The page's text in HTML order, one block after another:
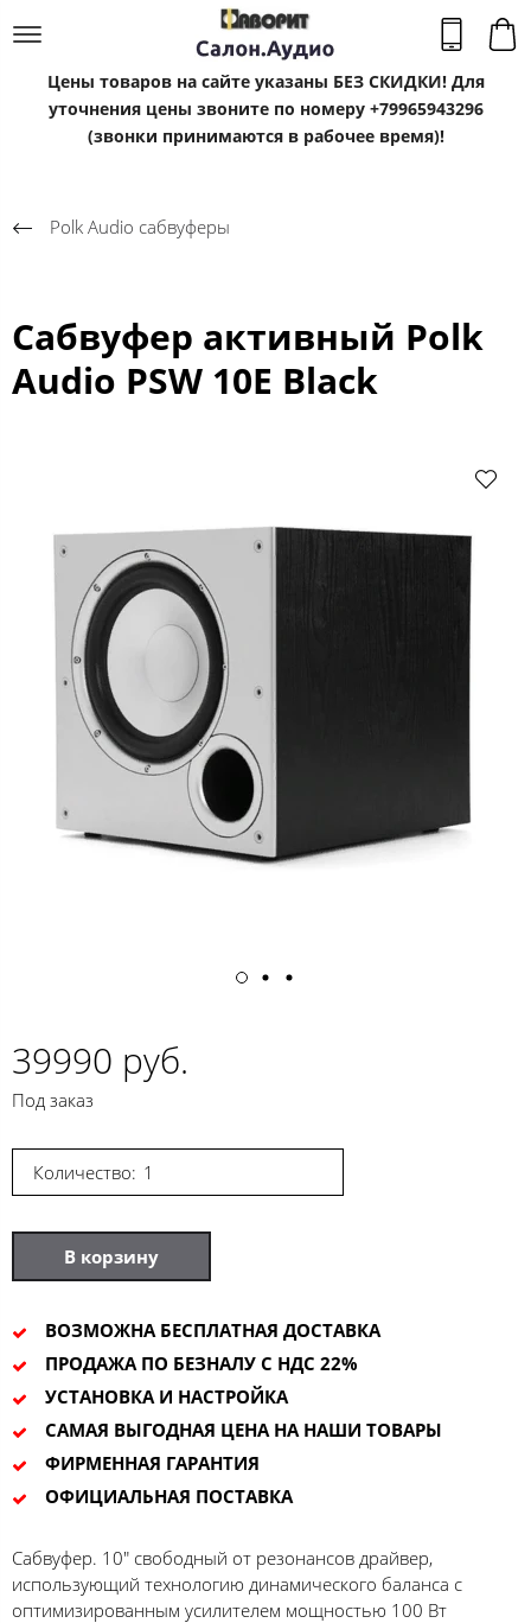
Цены товаров на сайте указаны БЕЗ СКИДКИ! Для
уточнения цены звоните по номеру +79965943296
(звонки принимаются в рабочее время)!
Polk Audio сабвуферы
Сабвуфер активный Polk
Audio PSW 10E Black
39990 руб.
Под заказ
Количество:
В корзину
ВОЗМОЖНА БЕСПЛАТНАЯ ДОСТАВКА
ПРОДАЖА ПО БЕЗНАЛУ С НДС 22%
УСТАНОВКА И НАСТРОЙКА
САМАЯ ВЫГОДНАЯ ЦЕНА НА НАШИ ТОВАРЫ
ФИРМЕННАЯ ГАРАНТИЯ
ОФИЦИАЛЬНАЯ ПОСТАВКА
Сабвуфер. 10" свободный от резонансов драйвер,
использующий технологию динамического баланса с
оптимизированным усилителем мощностью 100 Вт